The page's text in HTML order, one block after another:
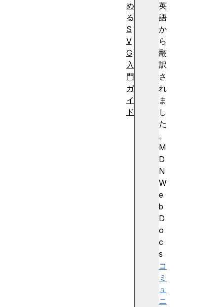
英
語
か
ら
翻
訳
さ
れ
ま
し
た
。
M
D
N
W
e
b
D
o
c
s
コ
ミ
ュ
ニ
め
る
S
V
G
入
門
ガ
イ
ド